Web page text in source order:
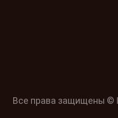
Все права защищены ©